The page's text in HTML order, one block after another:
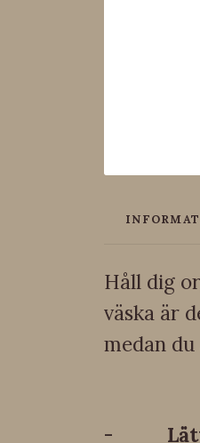
Håll dig
väska är
medan
-